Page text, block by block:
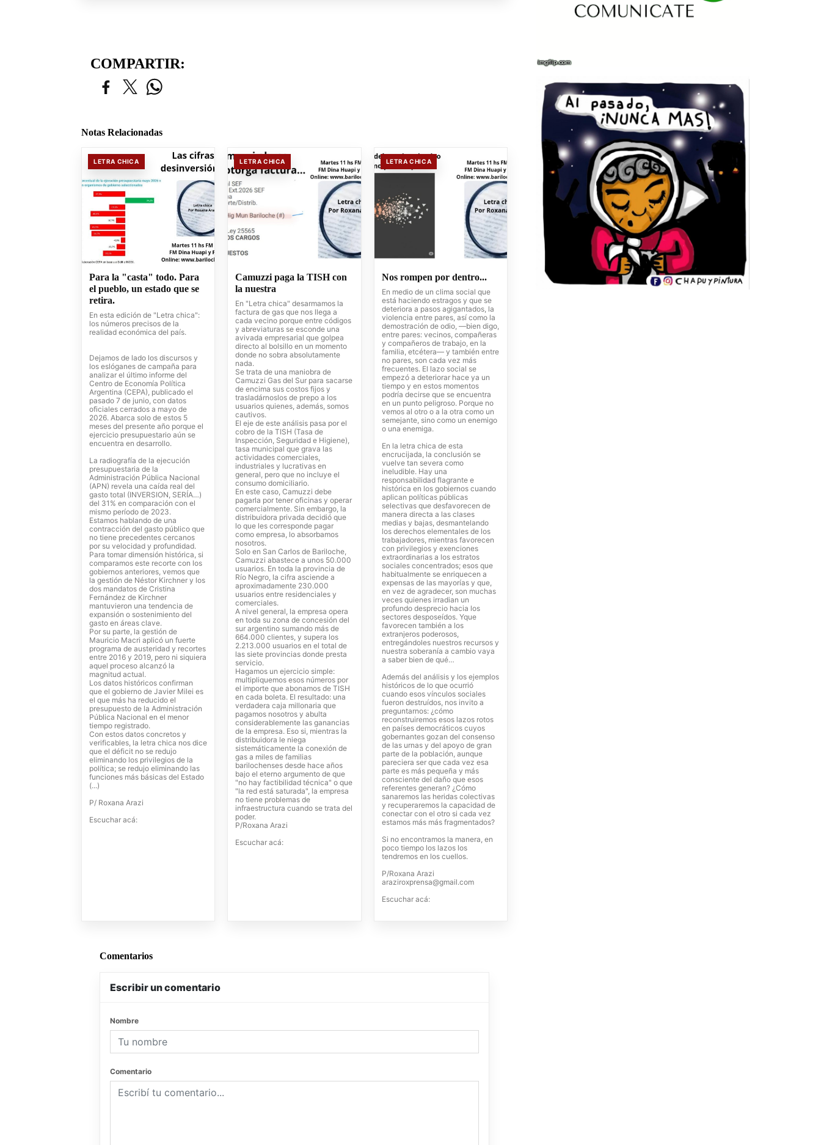
COMPARTIR:
Notas Relacionadas
LETRA CHICA
Para la "casta" todo. Para
el pueblo, un estado que se
retira.
En esta edición de "Letra chica":
los números precisos de la
realidad económica del país.
Dejamos de lado los discursos y
los eslóganes de campaña para
analizar el último informe del
Centro de Economía Política
Argentina (CEPA), publicado el
pasado 7 de junio, con datos
oficiales cerrados a mayo de
2026. Abarca solo de estos 5
meses del presente año porque el
ejercicio presupuestario aún se
encuentra en desarrollo.
La radiografía de la ejecución
presupuestaria de la
Administración Pública Nacional
(APN) revela una caída real del
gasto total (INVERSION, SERÍA…)
del 31% en comparación con el
mismo período de 2023.
Estamos hablando de una
contracción del gasto público que
no tiene precedentes cercanos
por su velocidad y profundidad.
Para tomar dimensión histórica, si
comparamos este recorte con los
gobiernos anteriores, vemos que
la gestión de Néstor Kirchner y los
dos mandatos de Cristina
Fernández de Kirchner
mantuvieron una tendencia de
expansión o sostenimiento del
gasto en áreas clave.
Por su parte, la gestión de
Mauricio Macri aplicó un fuerte
programa de austeridad y recortes
entre 2016 y 2019, pero ni siquiera
aquel proceso alcanzó la
magnitud actual.
Los datos históricos confirman
que el gobierno de Javier Milei es
el que más ha reducido el
presupuesto de la Administración
Pública Nacional en el menor
tiempo registrado.
Con estos datos concretos y
verificables, la letra chica nos dice
que el déficit no se redujo
eliminando los privilegios de la
política; se redujo eliminando las
funciones más básicas del Estado
(...)
P/ Roxana Arazi
Escuchar acá:
LETRA CHICA
Camuzzi paga la TISH con
la nuestra
En "Letra chica" desarmamos la
factura de gas que nos llega a
cada vecino porque entre códigos
y abreviaturas se esconde una
avivada empresarial que golpea
directo al bolsillo en un momento
donde no sobra absolutamente
nada.
Se trata de una maniobra de
Camuzzi Gas del Sur para sacarse
de encima sus costos fijos y
trasladárnoslos de prepo a los
usuarios quienes, además, somos
cautivos.
El eje de este análisis pasa por el
cobro de la TISH (Tasa de
Inspección, Seguridad e Higiene),
tasa municipal que grava las
actividades comerciales,
industriales y lucrativas en
general, pero que no incluye el
consumo domiciliario.
En este caso, Camuzzi debe
pagarla por tener oficinas y operar
comercialmente. Sin embargo, la
distribuidora privada decidió que
lo que les corresponde pagar
como empresa, lo absorbamos
nosotros.
Solo en San Carlos de Bariloche,
Camuzzi abastece a unos 50.000
usuarios. En toda la provincia de
Río Negro, la cifra asciende a
aproximadamente 230.000
usuarios entre residenciales y
comerciales.
A nivel general, la empresa opera
en toda su zona de concesión del
sur argentino sumando más de
664.000 clientes, y supera los
2.213.000 usuarios en el total de
las siete provincias donde presta
servicio.
Hagamos un ejercicio simple:
multipliquemos esos números por
el importe que abonamos de TISH
en cada boleta. El resultado: una
verdadera caja millonaria que
pagamos nosotros y abulta
considerablemente las ganancias
de la empresa. Eso si, mientras la
distribuidora le niega
sistemáticamente la conexión de
gas a miles de familias
barilochenses desde hace años
bajo el eterno argumento de que
"no hay factibilidad técnica" o que
"la red está saturada", la empresa
no tiene problemas de
infraestructura cuando se trata del
poder.
P/Roxana Arazi
Escuchar acá:
LETRA CHICA
Nos rompen por dentro...
En medio de un clima social que
está haciendo estragos y que se
deteriora a pasos agigantados, la
violencia entre pares, así como la
demostración de odio, —bien digo,
entre pares: vecinos, compañeras
y compañeros de trabajo, en la
familia, etcétera— y también entre
no pares, son cada vez más
frecuentes. El lazo social se
empezó a deteriorar hace ya un
tiempo y en estos momentos
podría decirse que se encuentra
en un punto peligroso. Porque no
vemos al otro o a la otra como un
semejante, sino como un enemigo
o una enemiga.
En la letra chica de esta
encrucijada, la conclusión se
vuelve tan severa como
ineludible. Hay una
responsabilidad flagrante e
histórica en los gobiernos cuando
aplican políticas públicas
selectivas que desfavorecen de
manera directa a las clases
medias y bajas, desmantelando
los derechos elementales de los
trabajadores, mientras favorecen
con privilegios y exenciones
extraordinarias a los estratos
sociales concentrados; esos que
habitualmente se enriquecen a
expensas de las mayorías y que,
en vez de agradecer, son muchas
veces quienes irradian un
profundo desprecio hacia los
sectores desposeídos. Yque
favorecen también a los
extranjeros poderosos,
entregándoles nuestros recursos y
nuestra soberanía a cambio vaya
a saber bien de qué…
Además del análisis y los ejemplos
históricos de lo que ocurrió
cuando esos vínculos sociales
fueron destruídos, nos invito a
preguntarnos: ¿cómo
reconstruiremos esos lazos rotos
en países democráticos cuyos
gobernantes gozan del consenso
de las urnas y del apoyo de gran
parte de la población, aunque
pareciera ser que cada vez esa
parte es más pequeña y más
consciente del daño que esos
referentes generan? ¿Cómo
sanaremos las heridas colectivas
y recuperaremos la capacidad de
conectar con el otro si cada vez
estamos más más fragmentados?
Si no encontramos la manera, en
poco tiempo los lazos los
tendremos en los cuellos.
P/Roxana Arazi
araziroxprensa@gmail.com
Escuchar acá:
Comentarios
Escribir un comentario
Nombre
Comentario